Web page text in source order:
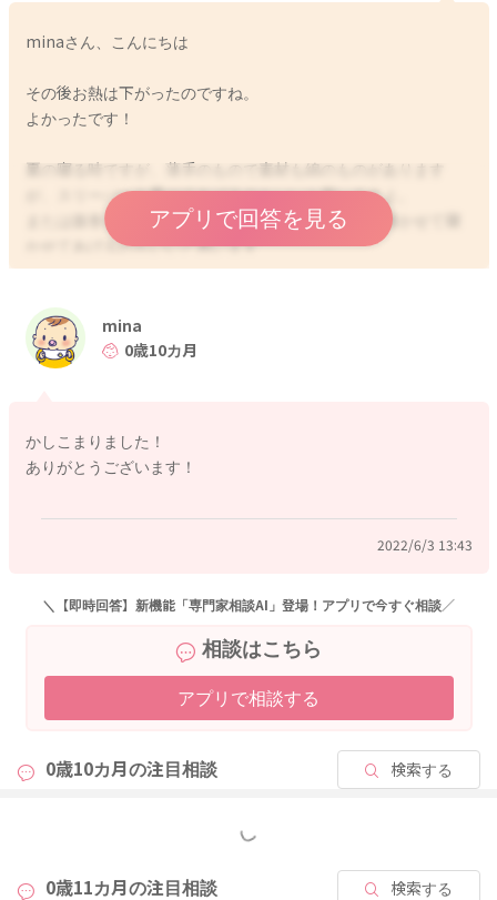
minaさん、こんにちは
その後お熱は下がったのですね。
よかったです！
夏の寝る時ですが、薄手のもので素材も綿のものがあります
が、スリーパーを着せてあげるのもいいと思いますよ。
または腹巻をつけてあげたり、レッグウォーマーを履かせて寝
かせてあげるのもいいと思います
どうぞよろしくお願いします。
また、大変恐縮ですが、ベビーカレンダー事務局から、以下の
幸いです。
いつもベビーカレンダーの専門家相談コーナーをご利用くださ
は、相談検索の精度向上の為、「回答に対する返信」ではな
く、新たにご相談内容を投稿していただけますと幸いです。
により、お悩みの解決に繋がる可能性がございます。大変お手
間ではございますが、ご理解いただけますと幸いです。
これからもベビーカレンダーの専門家相談コーナーをよろしく
アプリで回答を見る
mina
0歳10カ月
かしこまりました！
ありがとうございます！
2022/6/3 13:43
＼【即時回答】新機能「専門家相談AI」登場！アプリで今すぐ相談／
相談はこちら
アプリで相談する
0歳10カ月の注目相談 検索する
もっと見る
0歳11カ月の注目相談 検索する